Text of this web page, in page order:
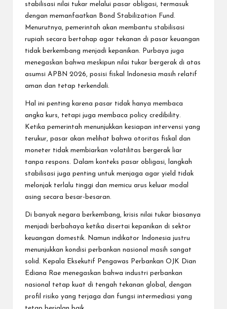
stabilisasi nilai tukar melalui pasar obligasi, termasuk
dengan memanfaatkan Bond Stabilization Fund.
Menurutnya, pemerintah akan membantu stabilisasi
rupiah secara bertahap agar tekanan di pasar keuangan
tidak berkembang menjadi kepanikan. Purbaya juga
menegaskan bahwa meskipun nilai tukar bergerak di atas
asumsi APBN 2026, posisi fiskal Indonesia masih relatif
aman dan tetap terkendali.
Hal ini penting karena pasar tidak hanya membaca
angka kurs, tetapi juga membaca policy credibility.
Ketika pemerintah menunjukkan kesiapan intervensi yang
terukur, pasar akan melihat bahwa otoritas fiskal dan
moneter tidak membiarkan volatilitas bergerak liar
tanpa respons. Dalam konteks pasar obligasi, langkah
stabilisasi juga penting untuk menjaga agar yield tidak
melonjak terlalu tinggi dan memicu arus keluar modal
asing secara besar-besaran.
Di banyak negara berkembang, krisis nilai tukar biasanya
menjadi berbahaya ketika disertai kepanikan di sektor
keuangan domestik. Namun indikator Indonesia justru
menunjukkan kondisi perbankan nasional masih sangat
solid. Kepala Eksekutif Pengawas Perbankan OJK Dian
Ediana Rae menegaskan bahwa industri perbankan
nasional tetap kuat di tengah tekanan global, dengan
profil risiko yang terjaga dan fungsi intermediasi yang